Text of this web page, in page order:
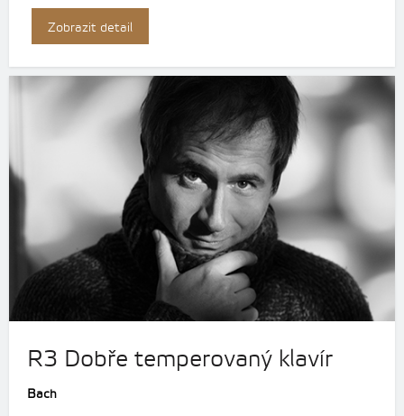
Zobrazit detail
R3 Dobře temperovaný klavír
Bach